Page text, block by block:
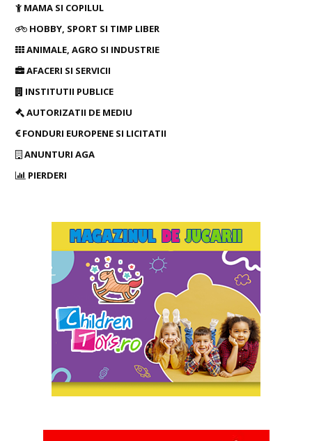
MAMA SI COPILUL
HOBBY, SPORT SI TIMP LIBER
ANIMALE, AGRO SI INDUSTRIE
AFACERI SI SERVICII
INSTITUTII PUBLICE
AUTORIZATII DE MEDIU
FONDURI EUROPENE SI LICITATII
ANUNTURI AGA
PIERDERI